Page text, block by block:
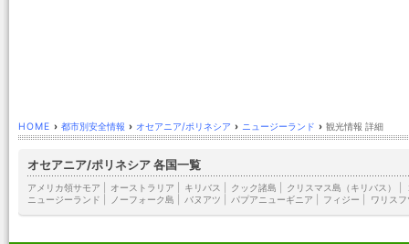
HOME › 都市別安全情報 › オセアニア/ポリネシア › ニュージーランド › 観光情報 詳細
オセアニア/ポリネシア 各国一覧
アメリカ領サモア オーストラリア キリバス クック諸島 クリスマス島（キリバス）
ニュージーランド
ノーフォーク島 バヌアツ パプアニューギニア フィジー ワリス